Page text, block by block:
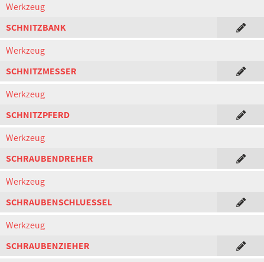
Werkzeug
SCHNITZBANK
Werkzeug
SCHNITZMESSER
Werkzeug
SCHNITZPFERD
Werkzeug
SCHRAUBENDREHER
Werkzeug
SCHRAUBENSCHLUESSEL
Werkzeug
SCHRAUBENZIEHER